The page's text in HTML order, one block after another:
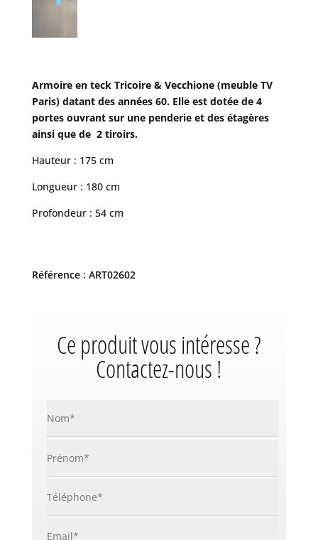
Armoire en teck Tricoire & Vecchione (meuble TV
Paris) datant des années 60. Elle est dotée de 4
portes ouvrant sur une penderie et des étagères
ainsi que de 2 tiroirs.
Hauteur : 175 cm
Longueur : 180 cm
Profondeur : 54 cm
Référence : ART02602
Ce produit vous intéresse ?
Contactez-nous !